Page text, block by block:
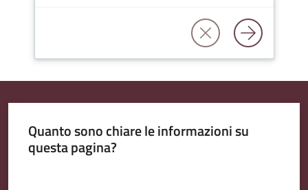
Seguici
Quanto sono chiare le informazioni su
questa pagina?